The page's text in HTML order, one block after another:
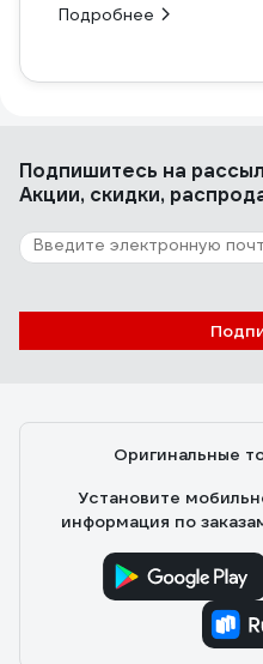
Подробнее
Подпишитесь на
Акции, скидки,
Оригинальные
Установите
информация по